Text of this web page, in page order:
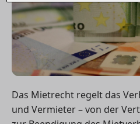
Das Mietrecht regelt das
und Vermieter – von der